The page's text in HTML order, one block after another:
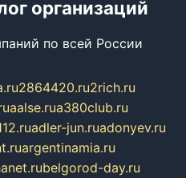
организаций
по всей России
2864420.ru2rich.ru
aalse.rua380club.ru
adler-jun.ruadonyev.ru
argentinamia.ru
belgorod-day.ru